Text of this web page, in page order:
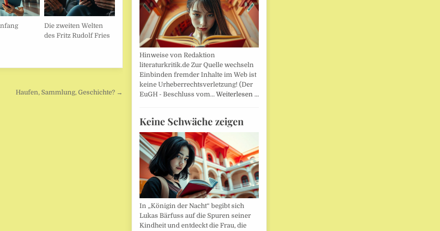
Die zweiten Welten
des Fritz Rudolf Fries
Haufen, Sammlung, Geschichte? →
Hinweise von Redaktion
literaturkritik.de Zur Quelle wechseln
Einbinden fremder Inhalte im Web ist
keine Urheberrechtsverletzung! (Der
EuGH - Beschluss vom… Weiterlesen …
Keine Schwäche zeigen
In „Königin der Nacht“ begibt sich
Lukas Bärfuss auf die Spuren seiner
Kindheit und entdeckt die Frau, die